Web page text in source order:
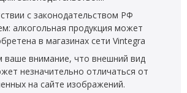
с законодательством РФ
алкогольная продукция может
в магазинах сети Vintegra
внимание, что внешний вид
незначительно отличаться от
на сайте изображений.